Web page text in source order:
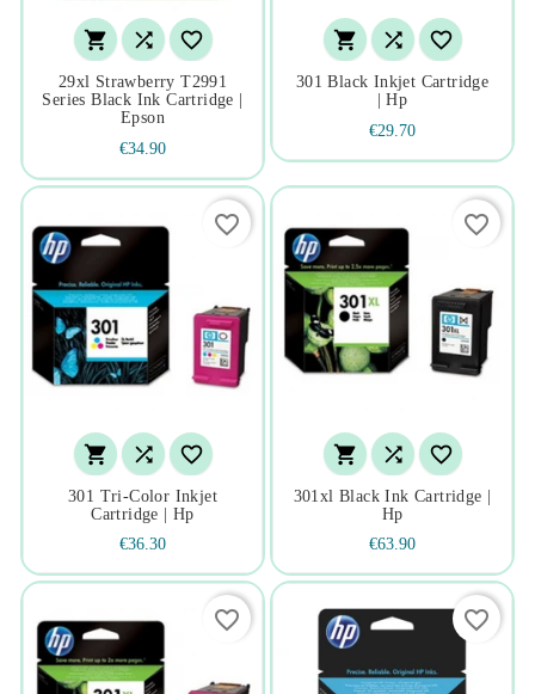
  
29xl Strawberry T2991
Series Black Ink Cartridge |
Epson
€34.90
  
301 Black Inkjet Cartridge
| Hp
€29.70
  
301 Tri-Color Inkjet
Cartridge | Hp
€36.30
favorite_border
  
301xl Black Ink Cartridge |
Hp
€63.90
favorite_border
favorite_border favorite_border